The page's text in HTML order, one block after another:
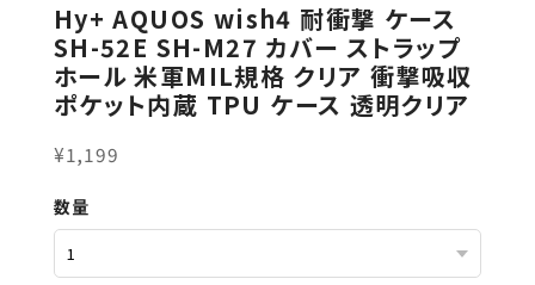
Hy+ AQUOS wish4 耐衝撃 ケース
SH-52E SH-M27 カバー ストラップ
ホール 米軍MIL規格 クリア 衝撃吸収
ポケット内蔵 TPU ケース 透明クリア
¥1,199
数量